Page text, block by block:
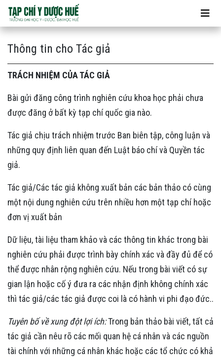
Thông tin cho Tác giả
Thông tin cho Tác giả
TRÁCH NHIỆM CỦA TÁC GIẢ
Bài gửi đăng công trình nghiên cứu khoa học phải chưa
được đăng ở bất kỳ tạp chí quốc gia nào.
Tác giả chịu trách nhiệm trước Ban biên tập, công luận và
những quy định liên quan đến Luật báo chí và Quyền tác
giả.
Tác giả/Các tác giả không xuất bản các bản thảo có cùng
một nội dung nghiên cứu trên nhiều hơn một tạp chí hoặc
đơn vị xuất bản
Dữ liệu, tài liệu tham khảo và các thông tin khác trong bài
nghiên cứu phải được trình bày chính xác và đầy đủ để có
thể được nhân rộng nghiên cứu. Nếu trong bài viết có sự
gian lận hoặc cố ý đưa ra các nhận định không chính xác
thì tác giả/các tác giả được coi là có hành vi phi đạo đức..
Tuyên bố về xung đột lợi ích:Trong bản thảo bài viết, tất cả
tác giả cần nêu rõ các mối quan hệ cá nhân và các nguồn
tài chính với những cá nhân khác hoặc các tổ chức có khả